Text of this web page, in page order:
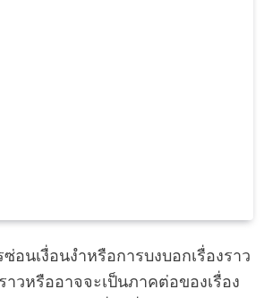
อนเงื่อนงำหรือการบงบอกเรื่องราว
าวหรืออาจจะเป็นภาคต่อของเรื่อง